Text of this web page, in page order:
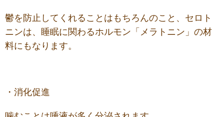
鬱を防止してくれることはもちろんのこと、セロト
ニンは、睡眠に関わるホルモン「メラトニン」の材
料にもなります。
・消化促進